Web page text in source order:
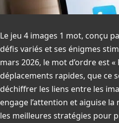
Le jeu 4 images 1 mot, conçu
défis variés et ses énigmes
mars 2026, le mot d’ordre est
déplacements rapides, que ce
déchiffrer les liens entre les
engage l’attention et aiguise
les meilleures stratégies pour